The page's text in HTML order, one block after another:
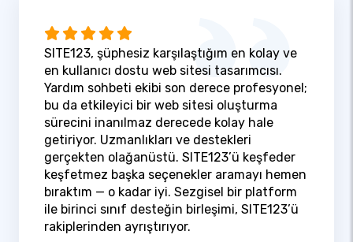
SITE123, şüphesiz karşılaştığım en kolay ve
en kullanıcı dostu web sitesi tasarımcısı.
Yardım sohbeti ekibi son derece profesyonel;
bu da etkileyici bir web sitesi oluşturma
sürecini inanılmaz derecede kolay hale
getiriyor. Uzmanlıkları ve destekleri
gerçekten olağanüstü. SITE123’ü keşfeder
keşfetmez başka seçenekler aramayı hemen
bıraktım — o kadar iyi. Sezgisel bir platform
ile birinci sınıf desteğin birleşimi, SITE123’ü
rakiplerinden ayrıştırıyor.